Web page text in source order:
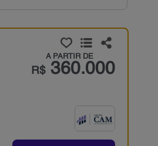
A PARTIR DE
R$360.000